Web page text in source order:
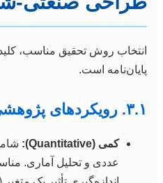
انتخاب روش تحقیق مناسب، کلید
پایان‌نامه است.
۳.۱. رویکردهای پژوهشی
کمی (Quantitative):
عددی و تحلیل آماری.